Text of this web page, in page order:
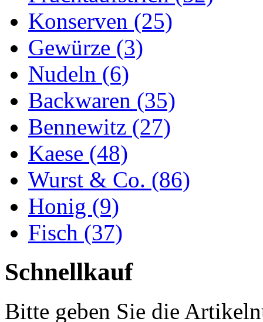
Konserven (25)
Gewürze (3)
Nudeln (6)
Backwaren (35)
Bennewitz (27)
Kaese (48)
Wurst & Co. (86)
Honig (9)
Fisch (37)
Schnellkauf
Bitte geben Sie die